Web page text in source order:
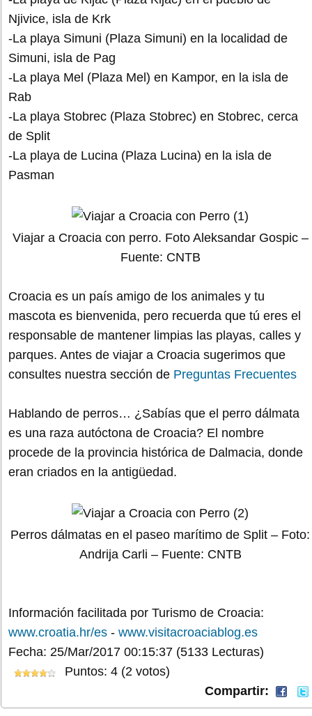
Njivice, isla de Krk
-La playa Simuni (Plaza Simuni) en la localidad de
Simuni, isla de Pag
-La playa Mel (Plaza Mel) en Kampor, en la isla de
Rab
-La playa Stobrec (Plaza Stobrec) en Stobrec, cerca
de Split
-La playa de Lucina (Plaza Lucina) en la isla de
Pasman
Viajar a Croacia con perro. Foto Aleksandar Gospic –
Fuente: CNTB
Croacia es un país amigo de los animales y tu
mascota es bienvenida, pero recuerda que tú eres el
responsable de mantener limpias las playas, calles y
parques. Antes de viajar a Croacia sugerimos que
consultes nuestra sección de Preguntas Frecuentes
Hablando de perros… ¿Sabías que el perro dálmata
es una raza autóctona de Croacia? El nombre
procede de la provincia histórica de Dalmacia, donde
eran criados en la antigüedad.
Perros dálmatas en el paseo marítimo de Split – Foto:
Andrija Carli – Fuente: CNTB
Información facilitada por Turismo de Croacia:
www.croatia.hr/es - www.visitacroaciablog.es
Fecha: 25/Mar/2017 00:15:37 (5133 Lecturas)
Puntos: 4 (2 votos)
Compartir: